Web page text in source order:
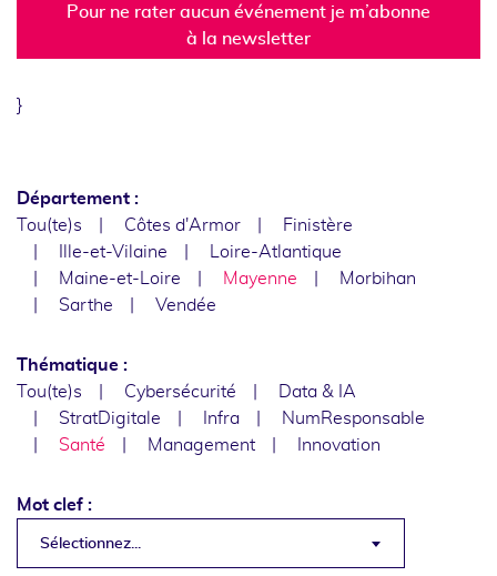
Pour ne rater aucun événement je m’abonne
à la newsletter
}
Département :
Tou(te)s
Côtes d'Armor
Finistère
Ille-et-Vilaine
Loire-Atlantique
Maine-et-Loire
Mayenne
Morbihan
Sarthe
Vendée
Thématique :
Tou(te)s
Cybersécurité
Data & IA
StratDigitale
Infra
NumResponsable
Santé
Management Innovation
Mot clef :
Sélectionnez...